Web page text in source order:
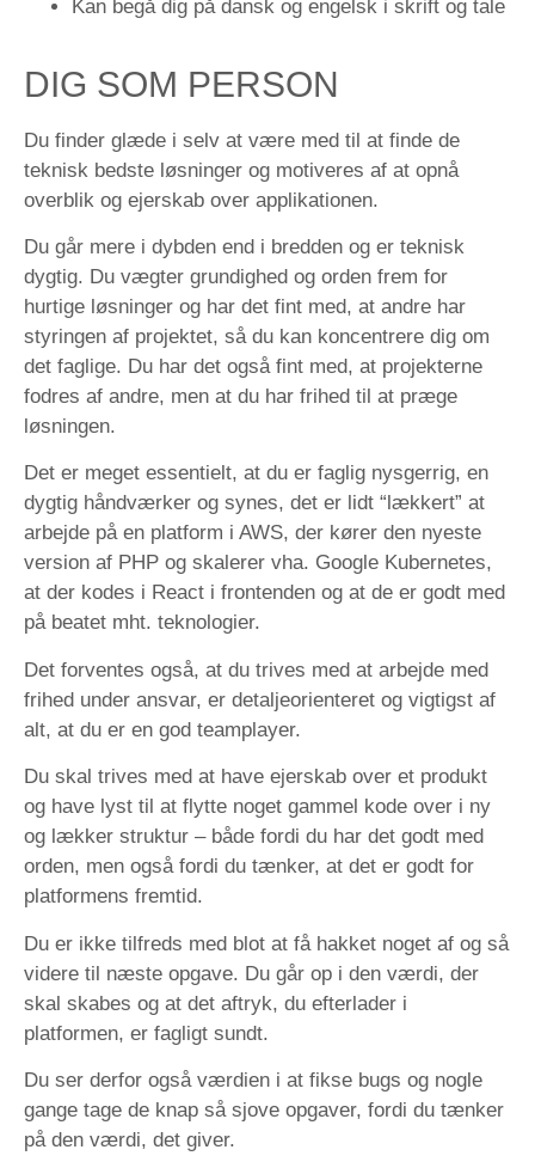
Kan begå dig på dansk og engelsk i skrift og tale
DIG SOM PERSON
Du finder glæde i selv at være med til at finde de
teknisk bedste løsninger og motiveres af at opnå
overblik og ejerskab over applikationen.
Du går mere i dybden end i bredden og er teknisk
dygtig. Du vægter grundighed og orden frem for
hurtige løsninger og har det fint med, at andre har
styringen af projektet, så du kan koncentrere dig om
det faglige. Du har det også fint med, at projekterne
fodres af andre, men at du har frihed til at præge
løsningen.
Det er meget essentielt, at du er faglig nysgerrig, en
dygtig håndværker og synes, det er lidt “lækkert” at
arbejde på en platform i AWS, der kører den nyeste
version af PHP og skalerer vha. Google Kubernetes,
at der kodes i React i frontenden og at de er godt med
på beatet mht. teknologier.
Det forventes også, at du trives med at arbejde med
frihed under ansvar, er detaljeorienteret og vigtigst af
alt, at du er en god teamplayer.
Du skal trives med at have ejerskab over et produkt
og have lyst til at flytte noget gammel kode over i ny
og lækker struktur – både fordi du har det godt med
orden, men også fordi du tænker, at det er godt for
platformens fremtid.
Du er ikke tilfreds med blot at få hakket noget af og så
videre til næste opgave. Du går op i den værdi, der
skal skabes og at det aftryk, du efterlader i
platformen, er fagligt sundt.
Du ser derfor også værdien i at fikse bugs og nogle
gange tage de knap så sjove opgaver, fordi du tænker
på den værdi, det giver.